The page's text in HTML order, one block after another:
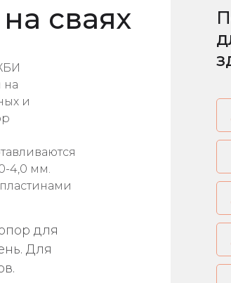
сваях
на
и
4,0 мм.
для
Для